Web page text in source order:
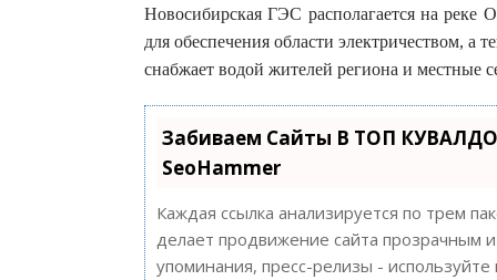
Новосибирская ГЭС располагается на реке
для обеспечения области электричеством, а
снабжает водой жителей региона и местные
Забиваем Сайты В ТОП
SeoHammer
Каждая ссылка анализируется по трем
делает продвижение сайта прозрачным
упоминания, пресс-релизы -